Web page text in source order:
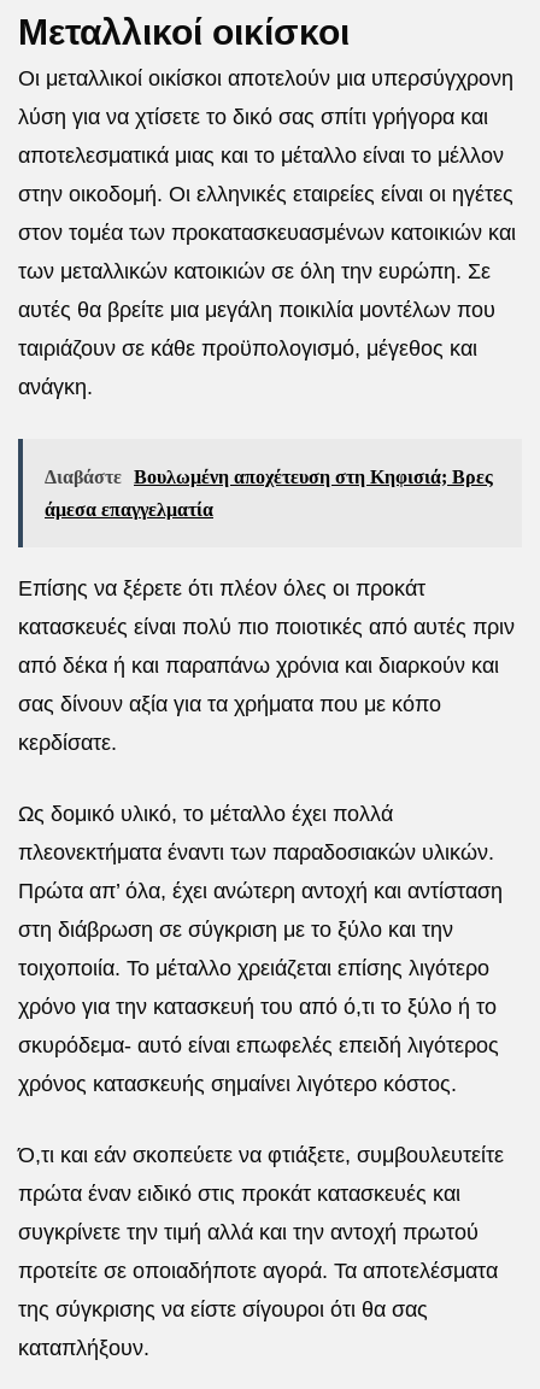
Μεταλλικοί οικίσκοι
Οι μεταλλικοί οικίσκοι αποτελούν μια υπερσύγχρονη
λύση για να χτίσετε το δικό σας σπίτι γρήγορα και
αποτελεσματικά μιας και το μέταλλο είναι το μέλλον
στην οικοδομή. Οι ελληνικές εταιρείες είναι οι ηγέτες
στον τομέα των προκατασκευασμένων κατοικιών και
των μεταλλικών κατοικιών σε όλη την ευρώπη. Σε
αυτές θα βρείτε μια μεγάλη ποικιλία μοντέλων που
ταιριάζουν σε κάθε προϋπολογισμό, μέγεθος και
ανάγκη.
Διαβάστε Βουλωμένη αποχέτευση στη Κηφισιά; Βρες
άμεσα επαγγελματία
Επίσης να ξέρετε ότι πλέον όλες οι προκάτ
κατασκευές είναι πολύ πιο ποιοτικές από αυτές πριν
από δέκα ή και παραπάνω χρόνια και διαρκούν και
σας δίνουν αξία για τα χρήματα που με κόπο
κερδίσατε.
Ως δομικό υλικό, το μέταλλο έχει πολλά
πλεονεκτήματα έναντι των παραδοσιακών υλικών.
Πρώτα απ’ όλα, έχει ανώτερη αντοχή και αντίσταση
στη διάβρωση σε σύγκριση με το ξύλο και την
τοιχοποιία. Το μέταλλο χρειάζεται επίσης λιγότερο
χρόνο για την κατασκευή του από ό,τι το ξύλο ή το
σκυρόδεμα- αυτό είναι επωφελές επειδή λιγότερος
χρόνος κατασκευής σημαίνει λιγότερο κόστος.
Ό,τι και εάν σκοπεύετε να φτιάξετε, συμβουλευτείτε
πρώτα έναν ειδικό στις προκάτ κατασκευές και
συγκρίνετε την τιμή αλλά και την αντοχή πρωτού
προτείτε σε οποιαδήποτε αγορά. Τα αποτελέσματα
της σύγκρισης να είστε σίγουροι ότι θα σας
καταπλήξουν.